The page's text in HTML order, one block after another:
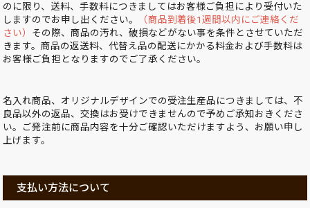
のに限り、送料、手数料につきましてはお客様ご負担により受付いた
しますのでお申し出ください。
（商品到着後1週間以内にご連絡くだ
さい） その際、商品の汚れ、破損などがない事を条件とさせていただ
きます。商品の返送料、代替え品の配送にかかる料金および手数料は
お客様ご負担となりますのでご了承ください。
名入れ商品、オリジナルデザインでの受注生産品につきましては、不
良品以外の返品、交換はお受けできませんので予めご承知おきくださ
い。ご発注前に商品内容を十分ご確認いただけますよう、お願い申し
上げます。
支払い方法について